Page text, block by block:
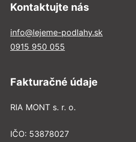
Kontaktujte nás
info@lejeme-podlahy.sk
0915 950 055
Fakturačné údaje
RIA MONT s. r. o.
IČO: 53878027